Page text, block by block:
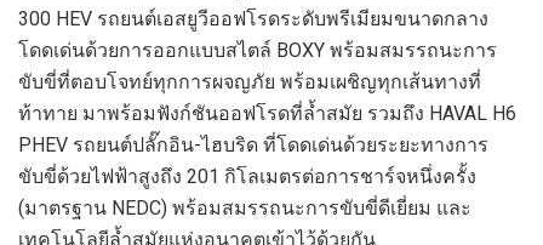
300 HEV รถยนต์เอสยูวีออฟโรดระดับพรีเมียมขนาดกลาง
โดดเด่นด้วยการออกแบบสไตล์ BOXY พร้อมสมรรถนะการ
ขับขี่ที่ตอบโจทย์ทุกการผจญภัย พร้อมเผชิญทุกเส้นทางที่
ท้าทาย มาพร้อมฟังก์ชันออฟโรดที่ล้ำสมัย รวมถึง HAVAL H6
PHEV รถยนต์ปลั๊กอิน-ไฮบริด ที่โดดเด่นด้วยระยะทางการ
ขับขี่ด้วยไฟฟ้าสูงถึง 201 กิโลเมตรต่อการชาร์จหนึ่งครั้ง
(มาตรฐาน NEDC) พร้อมสมรรถนะการขับขี่ดีเยี่ยม และ
เทคโนโลยีล้ำสมัยแห่งอนาคตเข้าไว้ด้วยกัน